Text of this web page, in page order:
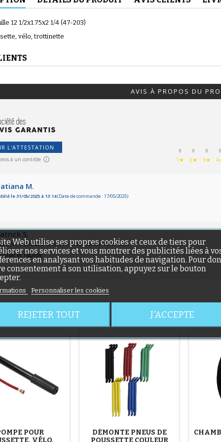
avis)
(46 avis)
(1 avis)
(1 avis)
12 1/2x1.75x2 1/4 (47-203)
vélo, trottinette
AVIS À PROPOS DU
L'ATTESTATION
à un contrôle
0
1★
0
2★
0
3★
0
M.
le 31/05/2025 à 13:14(Date de commande : 17/05/2025)
S.
le 13/08/2022 à 13:04(Date de commande : 02/08/2022)
et rapide
AUSSI
POUR
VÉLO,
DÉMONTE PNEUS DE
POUSSETTE COULEUR
Web utilise ses propres cookies et ceux de tiers pour
nos services et vous montrer des publicités liées à
en analysant vos habitudes de navigation. Pour
consentement à son utilisation, appuyez sur le bouton
Personnaliser les cookies
REJETER TOUT J'ACCEPTE